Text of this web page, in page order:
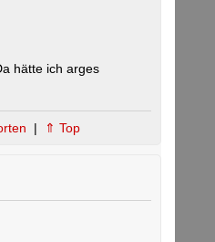
hätte ich arges
| ⇑ Top